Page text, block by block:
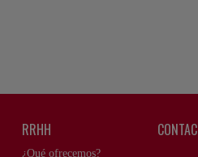
RRHH
¿Qué ofrecemos?